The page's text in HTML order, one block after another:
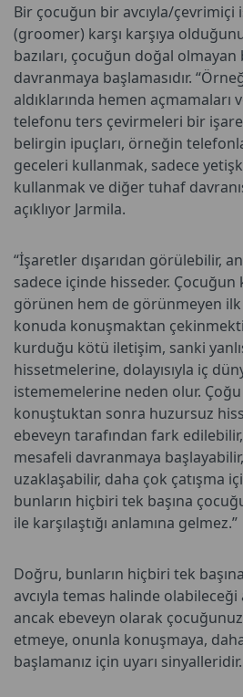
Bir çocuğun bir avcıyla/çevrimiçi
(groomer) karşı karşıya
bazıları, çocuğun doğal
davranmaya başlamasıdır.
aldıklarında hemen açmamaları
telefonu ters çevirmeleri bir
belirgin ipuçları, örneğin
geceleri kullanmak, sadece
kullanmak ve diğer tuhaf
açıklıyor Jarmila.
“İşaretler dışarıdan görülebilir,
sadece içinde hisseder. Çocuğun
görünen hem de görünmeyen
konuda konuşmaktan
kurduğu kötü iletişim, sanki
hissetmelerine, dolayısıyla iç
istememelerine neden olur.
konuştuktan sonra huzursuz
ebeveyn tarafından fark
mesafeli davranmaya
uzaklaşabilir, daha çok çatışma
bunların hiçbiri tek başına
ile karşılaştığı anlamına gelmez.”
Doğru, bunların hiçbiri tek
avcıyla temas halinde olabileceği
ancak ebeveyn olarak
etmeye, onunla konuşmaya,
başlamanız için uyarı sinyalleridir.